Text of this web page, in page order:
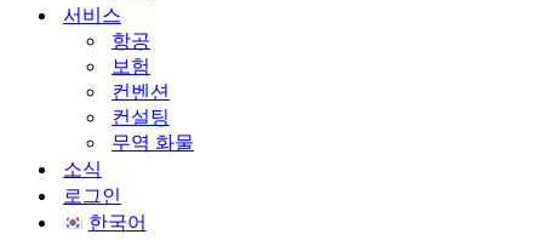
서비스
항공
보험
컨벤션
컨설팅
무역 화물
소식
로그인
한국어